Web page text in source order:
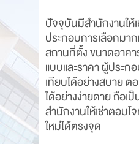
ปัจจุบันมีสำนักงานให้
ประกอบการเลือกมา
สถานที่ตั้ง ขนาดอาคา
แบบและราคา ผู้ประก
เทียบได้อย่างสบาย ต
ได้อย่างง่ายดาย ถือเ
สำนักงานให้เช่าตอบ
ใหม่ได้ตรงจุด